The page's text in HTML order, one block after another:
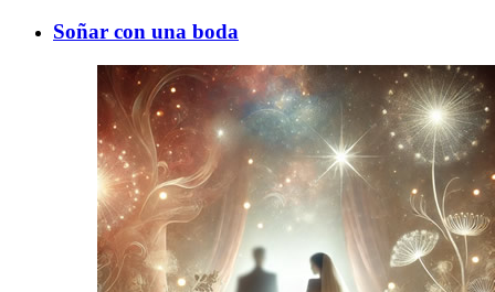
Soñar con una boda